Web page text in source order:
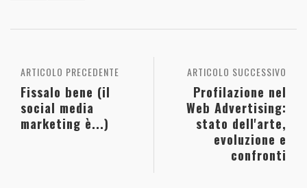
ARTICOLO SUCCESSIVO
Profilazione nel
Web Advertising:
stato dell'arte,
evoluzione e
confronti
ARTICOLO PRECEDENTE
Fissalo bene (il
social media
marketing è...)